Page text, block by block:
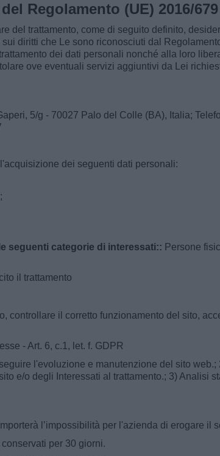
Regolamento (UE) 2016/
del trattamento, come di seguito definito,
diritti che Le sono riconosciuti dal
dei dati personali nonché alla loro
ove eventuali servizi aggiuntivi da Lei
5/g - 70027 Palo del Colle (BA), Italia;
dei seguenti dati personali:
seguenti categorie di interessati:: Persone
il trattamento
controllare il corretto funzionamento del sito,
- Art. 6, c.1, let. f. GDPR
l'evoluzione e manutenzione del sito
e/o degli Interessati al trattamento.; 3) Analisi
l’impossibilità per l'azienda di erogare il
per 30 giorni.